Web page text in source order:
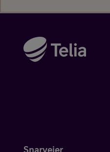
Snarveier